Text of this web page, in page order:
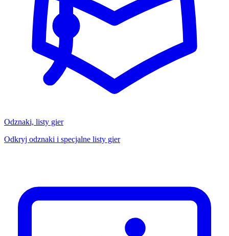
Odznaki, listy gier
Odkryj odznaki i specjalne listy gier